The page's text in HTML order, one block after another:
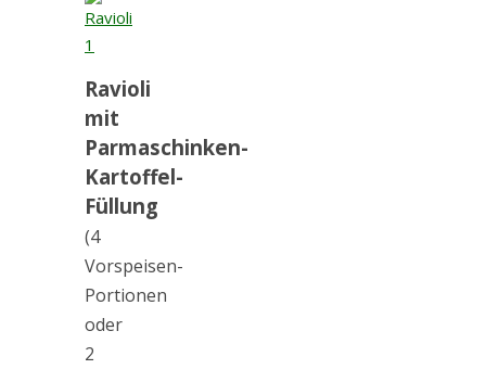
Ravioli
mit
Parmaschinken-
Kartoffel-
Füllung
(4
Vorspeisen-
Portionen
oder
2